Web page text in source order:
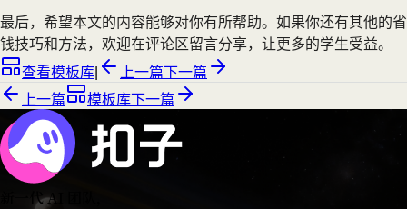
最后，希望本文的内容能够对你有所帮助。如果你还有其他的省
钱技巧和方法，欢迎在评论区留言分享，让更多的学生受益。
查看模板库
上一篇下一篇
上一篇
模板库下一篇
新一代 AI 团队